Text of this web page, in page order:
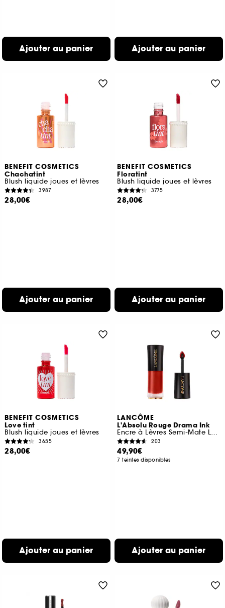
Ajouter au panier Ajouter au panier
BENEFIT COSMETICS
Chachatint
Blush liquide joues et lèvres
3987
28,00€
Ajouter au panier
BENEFIT COSMETICS
Floratint
Blush liquide joues et lèvres
3775
28,00€
Ajouter au panier
BENEFIT COSMETICS
Love tint
Blush liquide joues et lèvres
3655
28,00€
Ajouter au panier
LANCÔME
L'Absolu Rouge Drama Ink
Encre à Lèvres Semi-Mate Longue Tenue
203
49,90€
7 teintes disponibles
Ajouter au panier